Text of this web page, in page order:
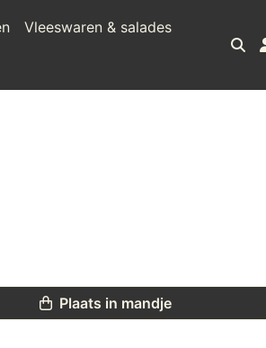
Vleeswaren & salades
Plaats in mandje